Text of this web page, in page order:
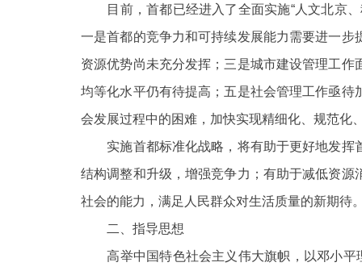
ENGLISH
DEUTSCH
ITALIANO
目前，首都已经进入了全面实施“人文北京
一是首都的竞争力和可持续发展能力需要进一
资源优势尚未充分发挥；三是城市建设管理工作
均等化水平仍有待提高；五是社会管理工作亟
会发展过程中的困难，加快实现精细化、规范化
实施首都标准化战略，将有助于更好地发挥
结构调整和升级，增强竞争力；有助于减低资
社会的能力，满足人民群众对生活质量的新期待
二、指导思想
高举中国特色社会主义伟大旗帜，以邓小平